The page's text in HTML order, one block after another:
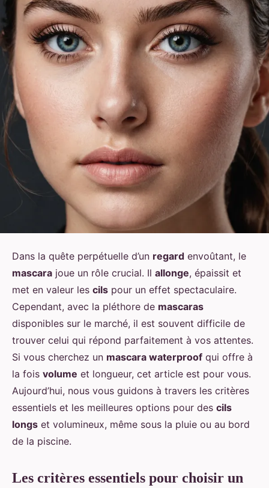
Dans la quête perpétuelle d’un regard envoûtant, le
mascara joue un rôle crucial. Il allonge, épaissit et
met en valeur les cils pour un effet spectaculaire.
Cependant, avec la pléthore de mascaras
disponibles sur le marché, il est souvent difficile de
trouver celui qui répond parfaitement à vos attentes.
Si vous cherchez un mascara waterproof qui offre à
la fois volume et longueur, cet article est pour vous.
Aujourd’hui, nous vous guidons à travers les critères
essentiels et les meilleures options pour des cils
longs et volumineux, même sous la pluie ou au bord
de la piscine.
Les critères essentiels pour choisir un